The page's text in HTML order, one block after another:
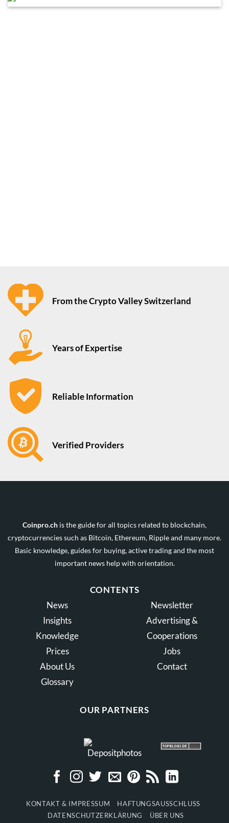
From the Crypto Valley Switzerland
Years of Expertise
Reliable Information
Verified Providers
Coinpro.ch is the guide for all topics related to blockchain,
cryptocurrencies such as Bitcoin, Ethereum, Ripple and many more.
Basic knowledge, guides for buying, active trading and the most
important news help with orientation.
CONTENTS
News
Insights
Knowledge
Prices
About Us
Glossary
Newsletter
Advertising &
Cooperations
Jobs
Contact
OUR PARTNERS
KONTAKT & IMPRESSUM
HAFTUNGSAUSSCHLUSS
DATENSCHUTZERKLÄRUNG
ÜBER UNS